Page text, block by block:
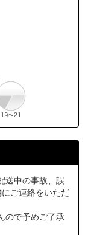
送中の事故、誤
にご連絡をいただ
ので予めご了承